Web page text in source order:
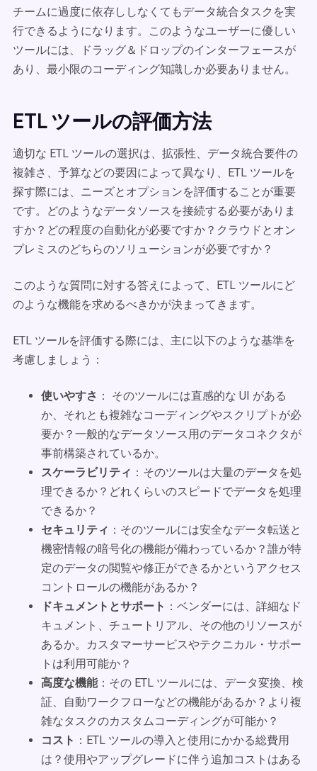
チームに過度に依存ししなくてもデータ統合タスクを実
行できるようになります。このようなユーザーに優しい
ツールには、ドラッグ＆ドロップのインターフェースが
あり、最小限のコーディング知識しか必要ありません。
ETL ツールの評価方法
適切な ETL ツールの選択は、拡張性、データ統合要件の
複雑さ、予算などの要因によって異なり、ETL ツールを
探す際には、ニーズとオプションを評価することが重要
です。どのようなデータソースを接続する必要がありま
すか？どの程度の自動化が必要ですか？クラウドとオン
プレミスのどちらのソリューションが必要ですか？
このような質問に対する答えによって、ETL ツールにど
のような機能を求めるべきかが決まってきます。
ETL ツールを評価する際には、主に以下のような基準を
考慮しましょう：
使いやすさ ： そのツールには直感的な UI がある
か、それとも複雑なコーディングやスクリプトが必
要か？一般的なデータソース用のデータコネクタが
事前構築されているか。
スケーラビリティ ：そのツールは大量のデータを処
理できるか？どれくらいのスピードでデータを処理
できるか？
セキュリティ ：そのツールには安全なデータ転送と
機密情報の暗号化の機能が備わっているか？誰が特
定のデータの閲覧や修正ができるかというアクセス
コントロールの機能があるか？
ドキュメントとサポート ：ベンダーには、詳細なド
キュメント、チュートリアル、その他のリソースが
あるか。カスタマーサービスやテクニカル・サポー
トは利用可能か？
高度な機能：その ETL ツールには、データ変換、検
証、自動ワークフローなどの機能があるか？より複
雑なタスクのカスタムコーディングが可能か？
コスト ：ETL ツールの導入と使用にかかる総費用
は？使用やアップグレードに伴う追加コストはある